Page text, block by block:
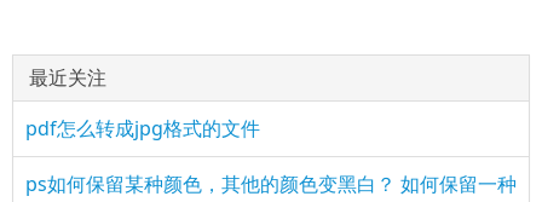
最近关注
pdf怎么转成jpg格式的文件
ps如何保留某种颜色，其他的颜色变黑白？ 如何保留一种